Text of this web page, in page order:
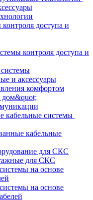
доступа и
контроля доступа и
и аксессуары
комфортом
кабельные системы
кабельные
для СКС
для СКС
на основе
на основе